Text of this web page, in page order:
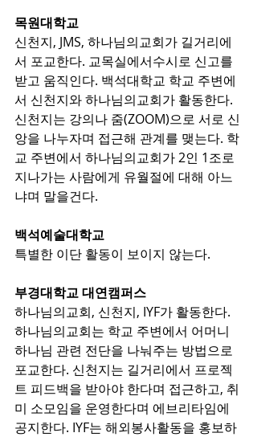
목원대학교
신천지, JMS, 하나님의교회가 길거리에
서 포교한다. 교목실에서수시로 신고를
받고 움직인다. 백석대학교 학교 주변에
서 신천지와 하나님의교회가 활동한다.
신천지는 강의나 줌(ZOOM)으로 서로 신
앙을 나누자며 접근해 관계를 맺는다. 학
교 주변에서 하나님의교회가 2인 1조로
지나가는 사람에게 유월절에 대해 아느
냐며 말을건다.
백석예술대학교
특별한 이단 활동이 보이지 않는다.
부경대학교 대연캠퍼스
하나님의교회, 신천지, IYF가 활동한다.
하나님의교회는 학교 주변에서 어머니
하나님 관련 전단을 나눠주는 방법으로
포교한다. 신천지는 길거리에서 프로젝
트 피드백을 받아야 한다며 접근하고, 취
미 소모임을 운영한다며 에브리타임에
공지한다. IYF는 해외봉사활동을 홍보하